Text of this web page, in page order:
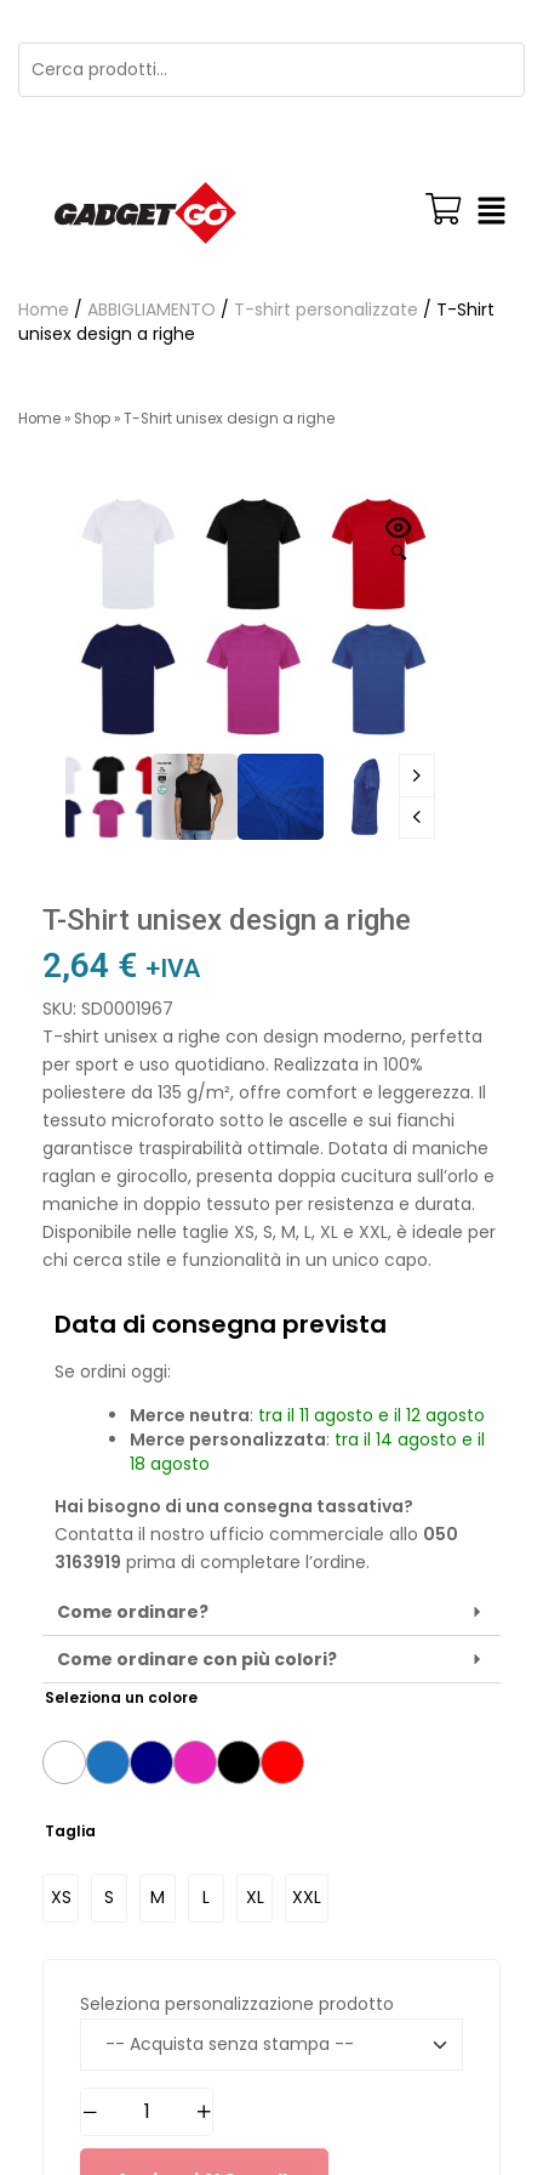
Home / ABBIGLIAMENTO / T-shirt personalizzate / T-Shirt
unisex design a righe
Home » Shop »T-Shirt unisex design a righe
🔍
T-Shirt unisex design a righe
2,64 € +IVA
SKU: SD0001967
T-shirt unisex a righe con design moderno, perfetta
per sport e uso quotidiano. Realizzata in 100%
poliestere da 135 g/m², offre comfort e leggerezza. Il
tessuto microforato sotto le ascelle e sui fianchi
garantisce traspirabilità ottimale. Dotata di maniche
raglan e girocollo, presenta doppia cucitura sull’orlo e
maniche in doppio tessuto per resistenza e durata.
Disponibile nelle taglie XS, S, M, L, XL e XXL, è ideale per
chi cerca stile e funzionalità in un unico capo.
Data di consegna prevista
Se ordini oggi:
Merce neutra: tra il 11 agosto e il 12 agosto
Merce personalizzata: tra il 14 agosto e il
18 agosto
Hai bisogno di una consegna tassativa?
Contatta il nostro ufficio commerciale allo 050
3163919 prima di completare l’ordine.
Come ordinare?
Come ordinare con più colori?
Seleziona un colore
Taglia
XS S M L XL XXL
Seleziona personalizzazione prodotto